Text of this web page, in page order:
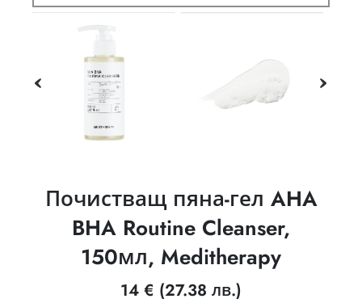
Почистващ пяна-гел AHA
BHA Routine Cleanser,
150мл, Meditherapy
14 € (27.38 лв.)